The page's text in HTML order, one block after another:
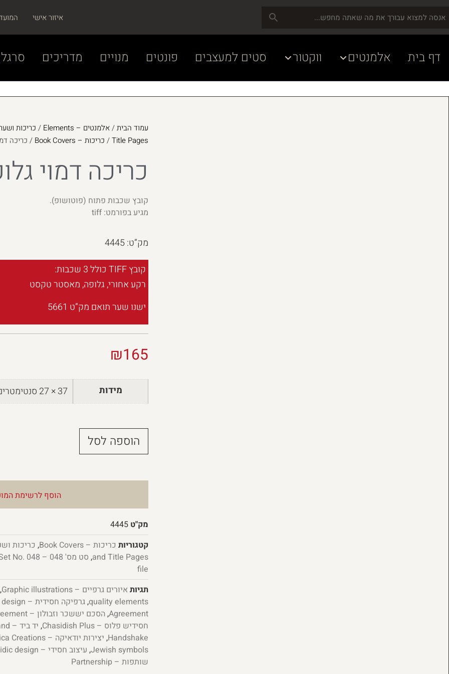
איזור אישי
דף בית אלמנטים ווקטור סטים למעצבים פונטים מנויים מדריכים
עמוד הבית/אלמנטים – Elements
/
Title Pages
/ כריכות – Book Covers / כריכה
כריכה דמוי
קובץ שכבות פתוח (פוטושופ).
מגיע בפורמט: tiff
מק”ט: 4445
קובץ TIFF כולל 3 שכבות:
רקע אחורי, גלופה, מאסטר טקסט
ישנו שער תואם מק”ט 5661
₪165
מידות 37 × 27 סנטימטרים
הוספה לסל
הוסף לרשימת
מק"ט 4445
קטגוריות כריכות – Book Covers
,
and Title Pages
, סט מס' 048 – Set No. 048
file
תגיות איורים גרפיים – Graphic illustrations
quality elements
,גרפיקה חסידית – Chassidic graphic design
Agreement
,הסכם יששכר וזבולון – Issachar-Zebulun Agreement
חסידיש פלוס – Chasidish Plus
, יד ביד – Hand in Hand
Handshake
, יצירות יודאיקה – Judaica Creations
Jewish symbols
, עיצוב חסידי – Hasidic design
שותפות – Partnership